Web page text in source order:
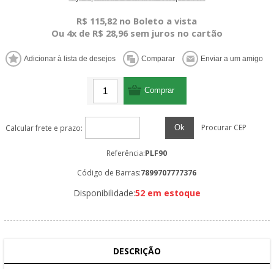
R$ 115,82 no Boleto a vista
Ou 4x de R$ 28,96 sem juros no cartão
Calcular frete e prazo: Ok Procurar CEP
Referência:PLF90
Código de Barras:7899707777376
Disponibilidade:52 em estoque
DESCRIÇÃO